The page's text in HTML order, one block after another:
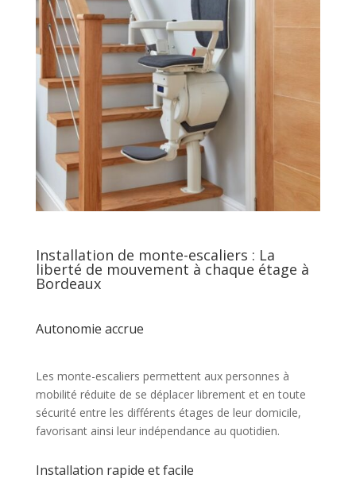
Installation de monte-escaliers : La
liberté de mouvement à chaque étage à
Bordeaux
Autonomie accrue
Les monte-escaliers permettent aux personnes à
mobilité réduite de se déplacer librement et en toute
sécurité entre les différents étages de leur domicile,
favorisant ainsi leur indépendance au quotidien.
Installation rapide et facile